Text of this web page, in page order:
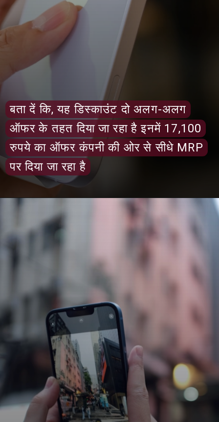
बता दें कि, यह डिस्काउंट दो अलग-अलग
ऑफर के तहत दिया जा रहा है इनमें 17,100
रुपये का ऑफर कंपनी की ओर से सीधे MRP
पर दिया जा रहा है
बता दें कि, यह डिस्काउंट दो अलग-अलग
ऑफर के तहत दिया जा रहा है इनमें 17,100
रुपये का ऑफर कंपनी की ओर से सीधे MRP
पर दिया जा रहा है